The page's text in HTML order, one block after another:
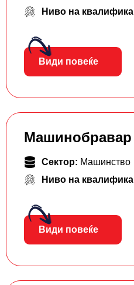
Ниво на
Види повеќе
Машинобравар
Сектор: Машинство
Ниво на
Види повеќе